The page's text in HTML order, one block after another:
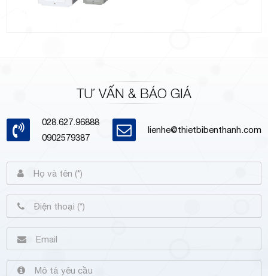
TƯ VẤN & BÁO GIÁ
028.627.96888
0902579387
lienhe@thietbibenthanh.com